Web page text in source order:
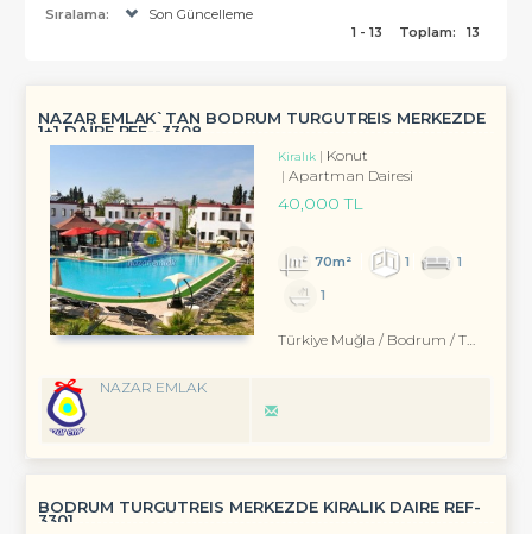
Sıralama:
Son Güncelleme
1 - 13
Toplam: 13
NAZAR EMLAK`TAN BODRUM TURGUTREİS MERKEZDE
1+1 DAİRE REF--3308.
Kiralık
Konut
Apartman Dairesi
40,000 TL
70m² 1
1
1
Türkiye Muğla / Bodrum / Turgutreis
NAZAR EMLAK
BODRUM TURGUTREIS MERKEZDE KİRALIK DAIRE REF-
3301